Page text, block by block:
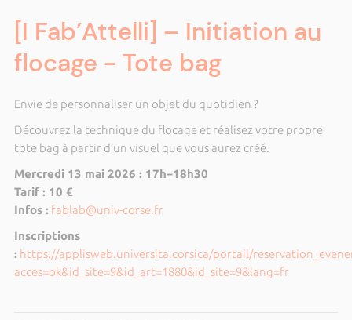
[I Fab’Attelli] – Initiation au
flocage - Tote bag
Envie de personnaliser un objet du quotidien ?
Découvrez la technique du flocage et réalisez votre propre
tote bag à partir d’un visuel que vous aurez créé.
Mercredi 13 mai 2026 : 17h–18h30
Tarif : 10 €
Infos : fablab@univ-corse.fr
Inscriptions
: https://applisweb.universita.corsica/portail/
acces=ok&id_site=9&id_art=1880&id_site=9&lang=fr